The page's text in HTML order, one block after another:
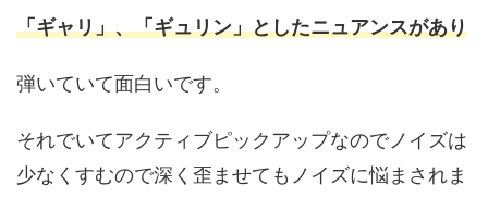
「ギャリ」、「ギュリン」としたニュアンスがあり
弾いていて面白いです。
それでいてアクティブピックアップなのでノイズは
少なくすむので深く歪ませてもノイズに悩まされま